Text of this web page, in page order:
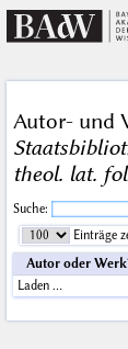
Autor- und
theol. lat.
Suche:
Einträge
Autor oder
Laden …